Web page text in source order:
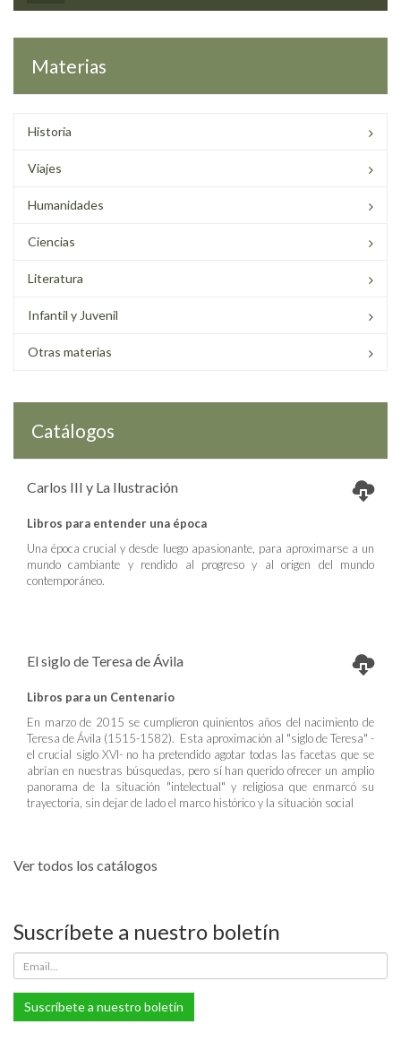
Materias
Historia
Viajes
Humanidades
Ciencias
Literatura
Infantil y Juvenil
Otras materias
Catálogos
Carlos III y La Ilustración
Libros para entender una época
Una época crucial y desde luego apasionante, para aproximarse a un
mundo cambiante y rendido al progreso y al origen del mundo
contemporáneo.
El siglo de Teresa de Ávila
Libros para un Centenario
En marzo de 2015 se cumplieron quinientos años del nacimiento de
Teresa de Ávila (1515-1582). Esta aproximación al "siglo de Teresa" -
el crucial siglo XVI- no ha pretendido agotar todas las facetas que se
abrían en nuestras búsquedas, pero sí han querido ofrecer un amplio
panorama de la situación "intelectual" y religiosa que enmarcó su
trayectoria, sin dejar de lado el marco histórico y la situación social
Ver todos los catálogos
Suscríbete a nuestro boletín
Suscríbete a nuestro boletín